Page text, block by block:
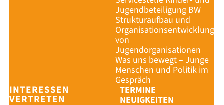
Jugendbeteiligung BW
Strukturaufbau und
Organisationsentwicklung
von
Jugendorganisationen
Was uns bewegt – Junge
Menschen und Politik im
Gespräch
INTERESSEN
VERTRETEN
TERMINE
NEUIGKEITEN